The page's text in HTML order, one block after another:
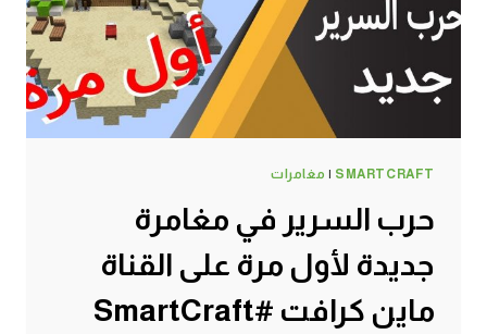
(1.14.4)
ماين
#SMARTCRAFT
SMARTCRAFT
| مغامرات
حرب السرير في مغامرة
جديدة لأول مرة على القناة
ماين كرافت #SmartCraft